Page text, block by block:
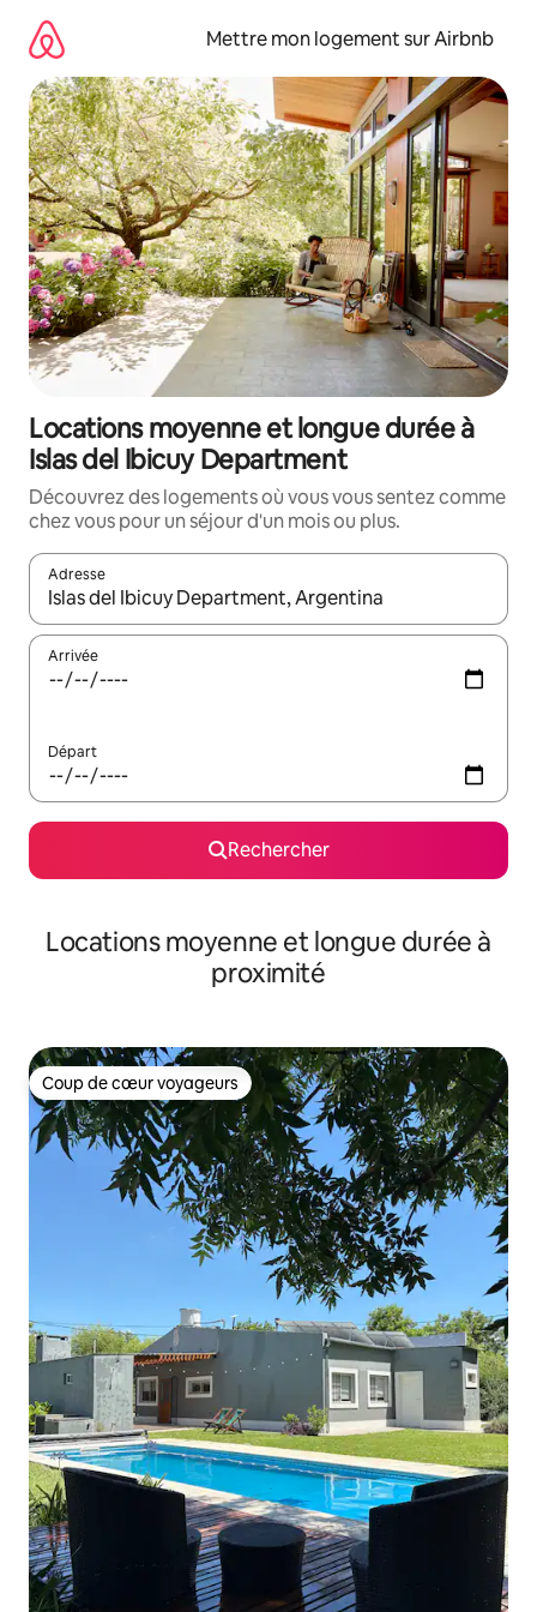
directement
contenu
Mettre mon logement sur Airbnb
Locations moyenne et longue durée à
Islas del Ibicuy Department
Découvrez des logements où vous vous sentez comme
chez vous pour un séjour d'un mois ou plus.
Adresse
Lorsque les résultats s'affichent, utilisez les flèches vers le
Arrivée
Départ
Rechercher
Locations moyenne et longue durée à
proximité
Coup de cœur voyageurs
Coup de cœur voyageurs